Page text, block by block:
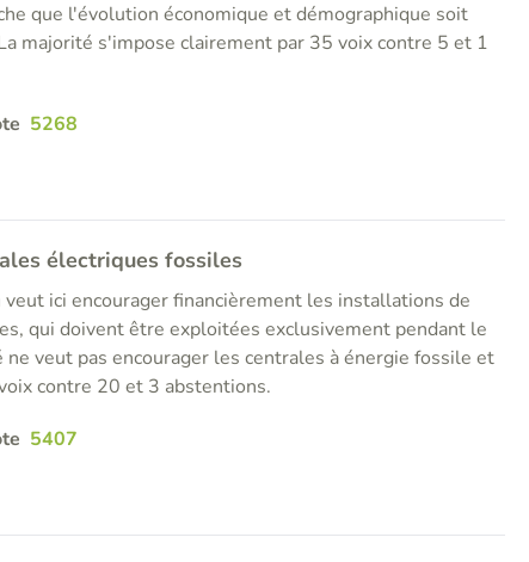
que l'évolution économique et démographique soit
majorité s'impose clairement par 35 voix contre 5 et 1
5268
électriques fossiles
ici encourager financièrement les installations de
qui doivent être exploitées exclusivement pendant le
veut pas encourager les centrales à énergie fossile et
contre 20 et 3 abstentions.
5407